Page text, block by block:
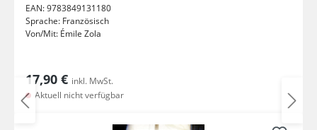
EAN:9783849131180
Sprache: Französisch
Von/Mit: Émile Zola
17,90 € inkl. MwSt.
Aktuell nicht verfügbar